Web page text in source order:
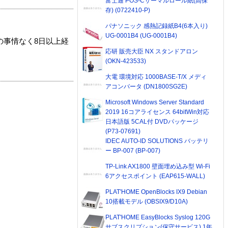
事情なく8日以上経
存) (0722410-P)
パナソニック 感熱記録紙B4(6本入り)
UG-0001B4 (UG-0001B4)
応研 販売大臣 NX スタンドアロン
(OKN-423533)
大電 環境対応 1000BASE-T/X メディ
アコンバータ (DN1800SG2E)
Microsoft Windows Server Standard
2019 16コアライセンス 64bitWin対応
日本語版 5CAL付 DVDパッケージ
(P73-07691)
IDEC AUTO-ID SOLUTIONS バッテリ
ー BP-007 (BP-007)
TP-Link AX1800 壁面埋め込み型 Wi-Fi
6アクセスポイント (EAP615-WALL)
PLAT'HOME OpenBlocks IX9 Debian
10搭載モデル (OBSIX9/D10A)
PLAT'HOME EasyBlocks Syslog 120G